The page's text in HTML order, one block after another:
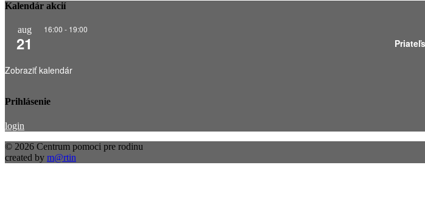
Kalendár akcií
aug
21
16:00 - 19:00
Zobraziť kalendár
Prihlásenie
login
© 2026 Centrum pomoci pre rodinu
created by m@rtin